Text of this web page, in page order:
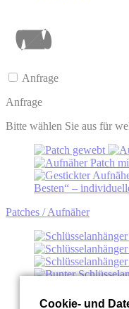
Anfrage
Anfrage
Bitte wählen Sie aus für
Patches / Aufnäher
Cookie- und